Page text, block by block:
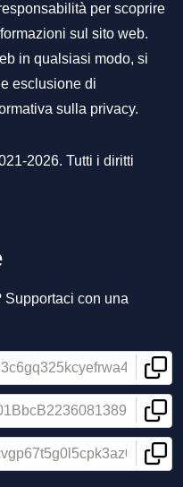
per scoprire
sul sito web.
in qualsiasi modo, si
esclusione di
sulla privacy.
2026. Tutti i diritti
con una